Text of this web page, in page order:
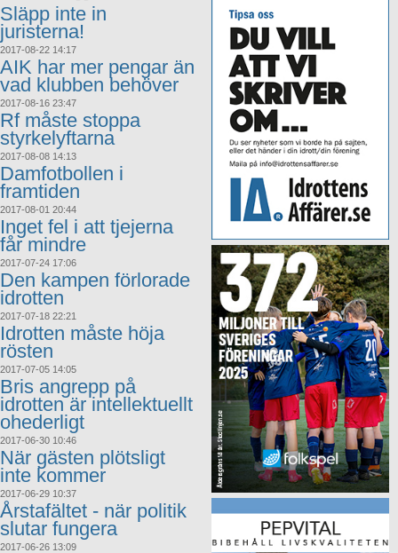
Släpp inte in
juristerna!
2017-08-22 14:17
AIK har mer pengar än
vad klubben behöver
2017-08-16 23:47
Rf måste stoppa
styrkelyftarna
2017-08-08 14:13
Damfotbollen i
framtiden
2017-08-01 20:44
Inget fel i att tjejerna
får mindre
2017-07-24 17:06
Den kampen förlorade
idrotten
2017-07-18 22:21
Idrotten måste höja
rösten
2017-07-05 14:05
Bris angrepp på
idrotten är intellektuellt
ohederligt
2017-06-30 10:46
När gästen plötsligt
inte kommer
2017-06-29 10:37
Årstafältet - när politik
slutar fungera
2017-06-26 13:09